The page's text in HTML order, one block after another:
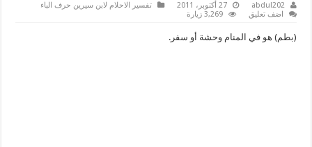
abdul202 27 أكتوبر، 2011
تفسير الاحلام لابن سيرين حرف الباء
اضف تعليق
3,269 زيارة
(بطم) هو في المنام وحشة أو سفر.